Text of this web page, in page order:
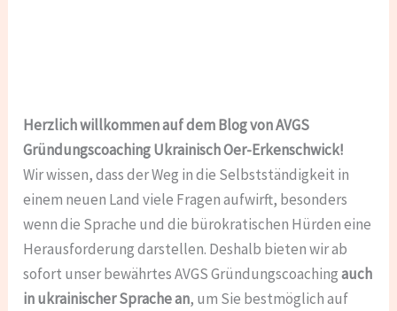
Herzlich willkommen auf dem Blog von AVGS
Gründungscoaching Ukrainisch Oer-Erkenschwick!
Wir wissen, dass der Weg in die Selbstständigkeit in
einem neuen Land viele Fragen aufwirft, besonders
wenn die Sprache und die bürokratischen Hürden eine
Herausforderung darstellen. Deshalb bieten wir ab
sofort unser bewährtes AVGS Gründungscoachingauch
in ukrainischer Sprache an, um Sie bestmöglich auf